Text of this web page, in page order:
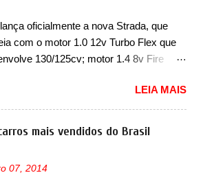
com um desenho mais retangular, com
pequeno prolongamento para as laterais.
cont...
atualização do software do módulo de
da bateria (AHCP e HCP). Para
veículos envolvidos, também, será
do motor do ventilador HVAC
ventilação e ar-condicionado).
também confirmou que “foi
do microprocessador do Módulo
oficialmente a nova Strada, que
com o motor 1.0 12v Turbo Flex que
130/125cv; motor 1.4 8v Fire
a nova Strada, que aparece com
visuais e com uma nova opção de
Depois da picape compacta receber o
1.0 12v Turbo Flex, conhecido
LEIA MAIS
mais vendidos do Brasil
07, 2014